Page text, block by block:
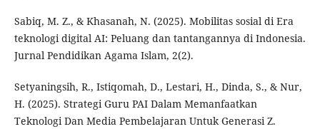
Sabiq, M. Z., & Khasanah, N. (2025). Mobilitas sosial di Era
teknologi digital AI: Peluang dan tantangannya di Indonesia.
Jurnal Pendidikan Agama Islam, 2(2).
Setyaningsih, R., Istiqomah, D., Lestari, H., Dinda, S., & Nur,
H. (2025). Strategi Guru PAI Dalam Memanfaatkan
Teknologi Dan Media Pembelajaran Untuk Generasi Z.